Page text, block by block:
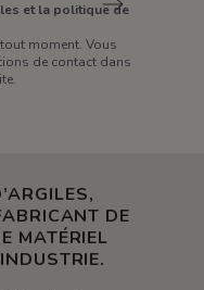
et la politique de
moment. Vous
de contact dans
DE
MATÉRIEL